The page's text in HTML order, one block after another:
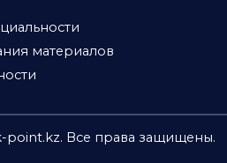
материалов
point.kz. Все права защищены.